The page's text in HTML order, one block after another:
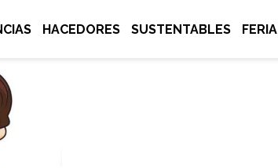
HACEDORES SUSTENTABLES